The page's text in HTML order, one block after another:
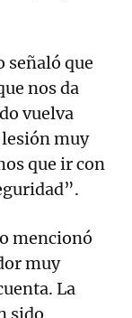
que
nos da
vuelva
muy
que ir con
mencionó
muy
La